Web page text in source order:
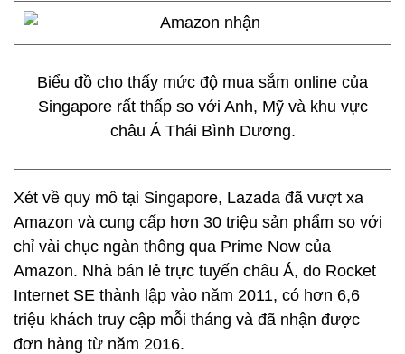
Biểu đồ cho thấy mức độ mua sắm online của
Singapore rất thấp so với Anh, Mỹ và khu vực
châu Á Thái Bình Dương.
Xét về quy mô tại Singapore, Lazada đã vượt xa
Amazon và cung cấp hơn 30 triệu sản phẩm so với
chỉ vài chục ngàn thông qua Prime Now của
Amazon. Nhà bán lẻ trực tuyến châu Á, do Rocket
Internet SE thành lập vào năm 2011, có hơn 6,6
triệu khách truy cập mỗi tháng và đã nhận được
đơn hàng từ năm 2016.